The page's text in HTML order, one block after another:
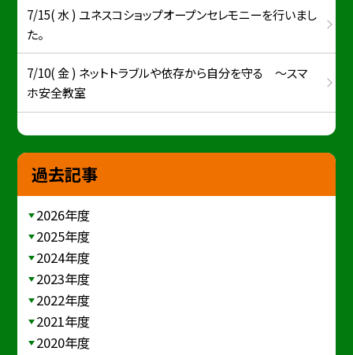
7/15( 水 ) ユネスコショップオープンセレモニーを行いまし
た。
7/10( 金 ) ネットトラブルや依存から自分を守る ～スマ
ホ安全教室
過去記事
2026年度
2025年度
2024年度
2023年度
2022年度
2021年度
2020年度